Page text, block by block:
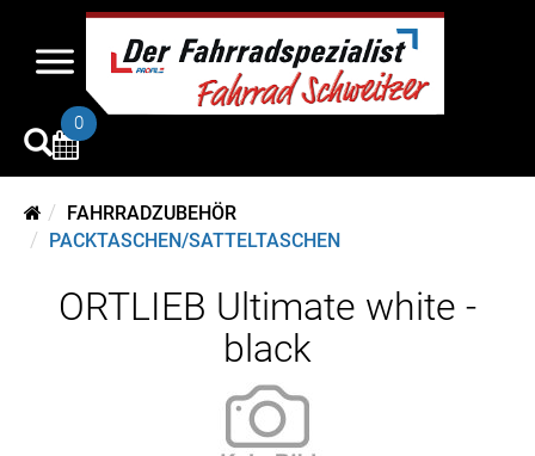
0
FAHRRADZUBEHÖR
PACKTASCHEN/SATTELTASCHEN
ORTLIEB Ultimate white -
black